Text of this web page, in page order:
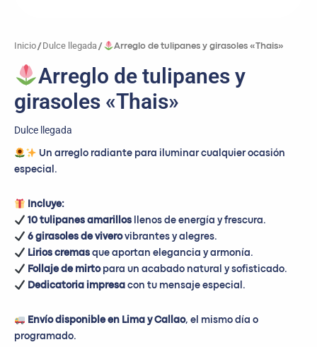
Inicio/ Dulce llegada/ Arreglo de tulipanes y girasoles «Thais»
Arreglo de tulipanes y
girasoles «Thais»
Dulce llegada
Un arreglo radiante para iluminar cualquier ocasión
especial.
Incluye:
10 tulipanes amarillosllenos de energía y frescura.
6 girasoles de viverovibrantes y alegres.
Lirios cremasque aportan elegancia y armonía.
Follaje de mirtopara un acabado natural y sofisticado.
Dedicatoria impresa con tu mensaje especial.
Envío disponible en Lima y Callao, el mismo día o
programado.